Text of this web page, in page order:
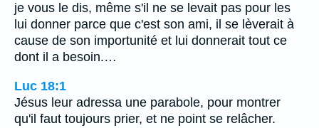
je vous le dis, même s'il ne se levait pas pour les
lui donner parce que c'est son ami, il se lèverait à
cause de son importunité et lui donnerait tout ce
dont il a besoin.…
Luc 18:1
Jésus leur adressa une parabole, pour montrer
qu'il faut toujours prier, et ne point se relâcher.